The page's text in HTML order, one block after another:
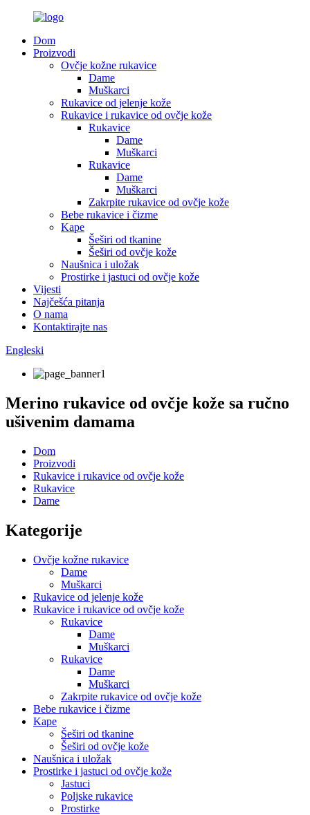
Dom
Proizvodi
Ovčje kožne rukavice
Dame
Muškarci
Rukavice od jelenje kože
Rukavice i rukavice od ovčje kože
Rukavice
Dame
Muškarci
Rukavice
Dame
Muškarci
Zakrpite rukavice od ovčje kože
Bebe rukavice i čizme
Kape
Šeširi od tkanine
Šeširi od ovčje kože
Naušnica i uložak
Prostirke i jastuci od ovčje kože
Vijesti
Najčešća pitanja
O nama
Kontaktirajte nas
Engleski
Merino rukavice od ovčje kože sa ručno
ušivenim damama
Dom
Proizvodi
Rukavice i rukavice od ovčje kože
Rukavice
Dame
Kategorije
Ovčje kožne rukavice
Dame
Muškarci
Rukavice od jelenje kože
Rukavice i rukavice od ovčje kože
Rukavice
Dame
Muškarci
Rukavice
Dame
Muškarci
Zakrpite rukavice od ovčje kože
Bebe rukavice i čizme
Kape
Šeširi od tkanine
Šeširi od ovčje kože
Naušnica i uložak
Prostirke i jastuci od ovčje kože
Jastuci
Poljske rukavice
Prostirke